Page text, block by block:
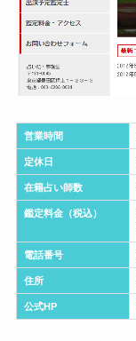
営業時間
定休日
在籍占い師数
鑑定料金（税込）
電話番号
住所
公式HP